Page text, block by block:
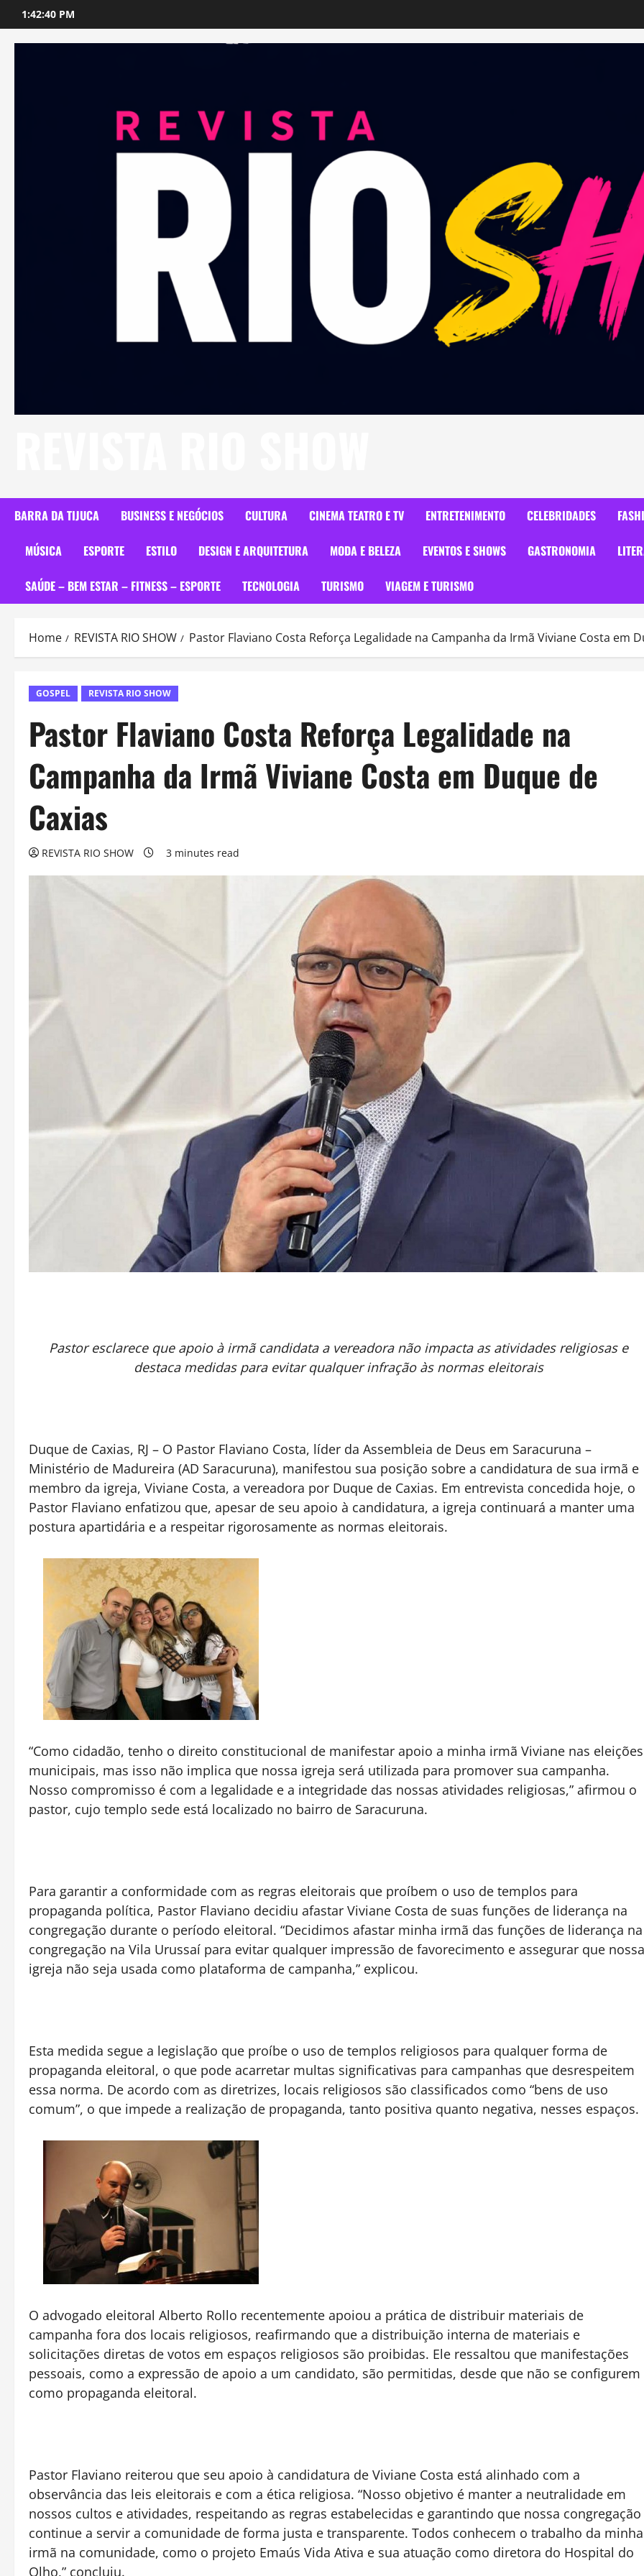
to
content
1:42:42 PM
BARRA DA TIJUCA BUSINESS E NEGÓCIOS CULTURA CINEMA TEATRO E TV ENTRETENIMENTO CELEBRIDADES
MÚSICA ESPORTE ESTILO DESIGN E ARQUITETURA MODA E BELEZA EVENTOS E SHOWS GASTRONOMIA
SAÚDE – BEM ESTAR – FITNESS – ESPORTE TECNOLOGIA TURISMO VIAGEM E TURISMO
Home REVISTA RIO SHOW Pastor Flaviano Costa Reforça Legalidade na Campanha da Irmã Viviane Costa em
GOSPEL REVISTA RIO SHOW
Pastor Flaviano Costa Reforça Legalidade na
Campanha da Irmã Viviane Costa em Duque de
Caxias
REVISTA RIO SHOW 3 minutes read
Pastor esclarece que apoio à irmã candidata a vereadora não impacta as atividades religiosas e
destaca medidas para evitar qualquer infração às normas eleitorais
Duque de Caxias, RJ – O Pastor Flaviano Costa, líder da Assembleia de Deus em Saracuruna –
Ministério de Madureira (AD Saracuruna), manifestou sua posição sobre a candidatura de sua irmã e
membro da igreja, Viviane Costa, a vereadora por Duque de Caxias. Em entrevista concedida hoje, o
Pastor Flaviano enfatizou que, apesar de seu apoio à candidatura, a igreja continuará a manter uma
postura apartidária e a respeitar rigorosamente as normas eleitorais.
“Como cidadão, tenho o direito constitucional de manifestar apoio a minha irmã Viviane nas eleições
municipais, mas isso não implica que nossa igreja será utilizada para promover sua campanha.
Nosso compromisso é com a legalidade e a integridade das nossas atividades religiosas,” afirmou o
pastor, cujo templo sede está localizado no bairro de Saracuruna.
Para garantir a conformidade com as regras eleitorais que proíbem o uso de templos para
propaganda política, Pastor Flaviano decidiu afastar Viviane Costa de suas funções de liderança na
congregação durante o período eleitoral. “Decidimos afastar minha irmã das funções de liderança na
congregação na Vila Urussaí para evitar qualquer impressão de favorecimento e assegurar que nossa
igreja não seja usada como plataforma de campanha,” explicou.
Esta medida segue a legislação que proíbe o uso de templos religiosos para qualquer forma de
propaganda eleitoral, o que pode acarretar multas significativas para campanhas que desrespeitem
essa norma. De acordo com as diretrizes, locais religiosos são classificados como “bens de uso
comum”, o que impede a realização de propaganda, tanto positiva quanto negativa, nesses espaços.
O advogado eleitoral Alberto Rollo recentemente apoiou a prática de distribuir materiais de
campanha fora dos locais religiosos, reafirmando que a distribuição interna de materiais e
solicitações diretas de votos em espaços religiosos são proibidas. Ele ressaltou que manifestações
pessoais, como a expressão de apoio a um candidato, são permitidas, desde que não se configurem
como propaganda eleitoral.
Pastor Flaviano reiterou que seu apoio à candidatura de Viviane Costa está alinhado com a
observância das leis eleitorais e com a ética religiosa. “Nosso objetivo é manter a neutralidade em
nossos cultos e atividades, respeitando as regras estabelecidas e garantindo que nossa congregação
continue a servir a comunidade de forma justa e transparente. Todos conhecem o trabalho da minha
irmã na comunidade, como o projeto Emaús Vida Ativa e sua atuação como diretora do Hospital do
Olho,” concluiu.